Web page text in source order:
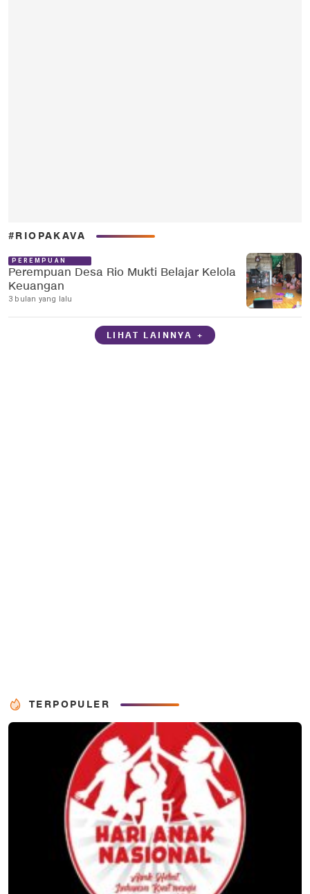
#RIOPAKAVA
PEREMPUAN
Perempuan Desa Rio Mukti Belajar Kelola
Keuangan
3 bulan yang lalu
LIHAT LAINNYA +
TERPOPULER